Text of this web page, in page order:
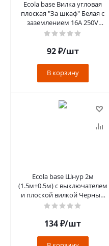
Ecola base Вилка угловая
плоская "За шкаф" Белая с
заземлением 16А 250V
[AEPL1WEAY]
92₽/шт
В корзину
Ecola base Шнур 2м
(1.5м+0.5м) с выключателем
и плоской вилкой Черный
сечение 0.5mm 2.5А 230V
134₽/шт